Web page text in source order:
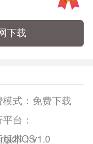
下载
式： 免费下载
台：
IOS
本：v1.0